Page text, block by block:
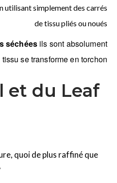
utilisant simplement des carrés
de tissu pliés ou noués
séchées ils sont absolument
se transforme en torchon
et du Leaf
quoi de plus raffiné que